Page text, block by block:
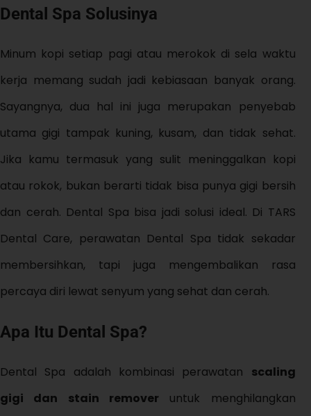
Dental Spa Solusinya
Minum kopi setiap pagi atau merokok di sela waktu
kerja memang sudah jadi kebiasaan banyak orang.
Sayangnya, dua hal ini juga merupakan penyebab
utama gigi tampak kuning, kusam, dan tidak sehat.
Jika kamu termasuk yang sulit meninggalkan kopi
atau rokok, bukan berarti tidak bisa punya gigi bersih
dan cerah. Dental Spa bisa jadi solusi ideal. Di TARS
Dental Care, perawatan Dental Spa tidak sekadar
membersihkan, tapi juga mengembalikan rasa
percaya diri lewat senyum yang sehat dan cerah.
Apa Itu Dental Spa?
Dental Spa adalah kombinasi perawatan scaling
gigi dan stain remover untuk menghilangkan